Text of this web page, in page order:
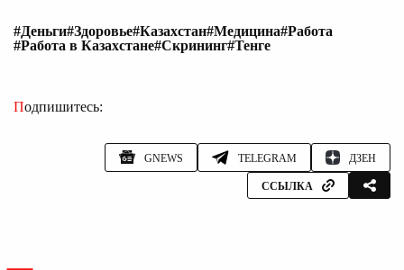
#Деньги#Здоровье#Казахстан#Медицина#Работа
#Работа в Казахстане#Скрининг#Тенге
Подпишитесь:
GNEWS TELEGRAM ДЗЕН
ССЫЛКА